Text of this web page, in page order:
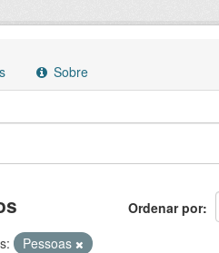
Sobre
Ordenar por
Pessoas